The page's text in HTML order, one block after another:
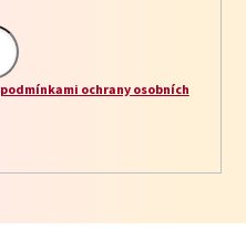
podmínkami ochrany osobních